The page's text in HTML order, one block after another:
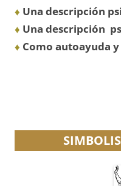
♦ Una descripción
♦ Una descripción
♦ Como autoayuda